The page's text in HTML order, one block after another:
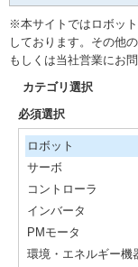
※本サイトではロボッ
しております。その他
もしくは当社営業にお
カテゴリ選択
必須選択
ロボット
サーボ
コントローラ
インバータ
PMモータ
環境・エネルギー機